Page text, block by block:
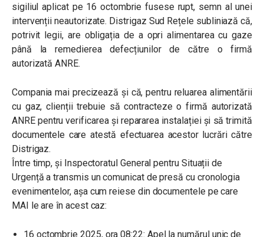
sigiliul aplicat pe 16 octombrie fusese rupt, semn al unei
intervenții neautorizate. Distrigaz Sud Rețele subliniază că,
potrivit legii, are obligația de a opri alimentarea cu gaze
până la remedierea defecțiunilor de către o firmă
autorizată ANRE.
Compania mai precizează și că, pentru reluarea alimentării
cu gaz, clienții trebuie să contracteze o firmă autorizată
ANRE pentru verificarea și repararea instalației și să trimită
documentele care atestă efectuarea acestor lucrări către
Distrigaz.
Între timp, și Inspectoratul General pentru Situații de
Urgență a transmis un comunicat de presă cu cronologia
evenimentelor, așa cum reiese din documentele pe care
MAI le are în acest caz:
16 octombrie 2025, ora 08:22: Apel la numărul unic de